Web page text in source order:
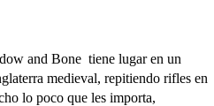
and Bone tiene lugar en un
medieval, repitiendo rifles en
lo poco que les importa,